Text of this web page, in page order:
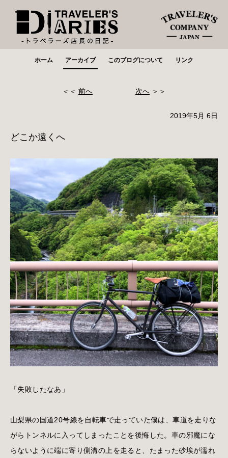
ホーム アーカイブ このブログについて リンク
＜＜ 前へ 次へ ＞＞
2019年5月 6日
どこか遠くへ
「失敗したなあ」
山梨県の国道20号線を自転車で走っていた僕は、車道を走りな
がらトンネルに入ってしまったことを後悔した。車の邪魔にな
らないように端に寄り側溝の上を走ると、たまった砂埃が濡れ